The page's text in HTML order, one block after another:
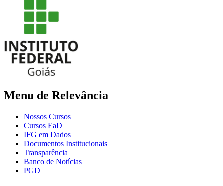
Menu de Relevância
Nossos Cursos
Cursos EaD
IFG em Dados
Documentos Institucionais
Transparência
Banco de Notícias
PGD